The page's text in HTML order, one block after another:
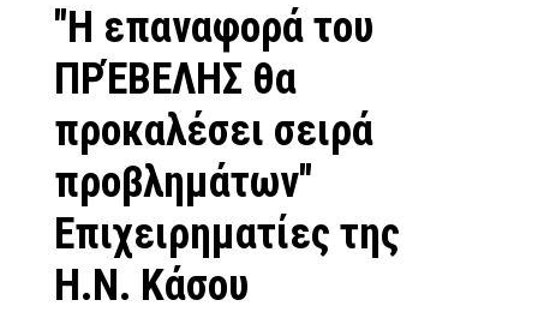
"Η επαναφορά του
ΠΡΈΒΕΛΗΣ θα
προκαλέσει σειρά
προβλημάτων"
Επιχειρηματίες της
Η.Ν. Κάσου